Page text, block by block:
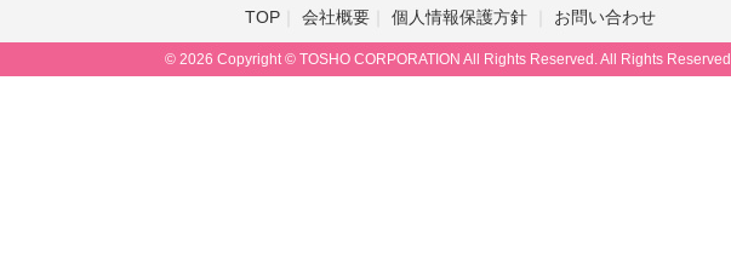
TOP 会社概要 個人情報保護方針 お問い合わせ
© 2026 Copyright © TOSHO CORPORATION All Rights Reserved. All Rights Reserved.